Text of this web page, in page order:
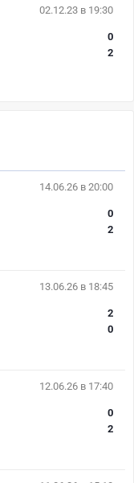
02.12.23 в 19:30
0
2
14.06.26 в 20:00
0
2
13.06.26 в 18:45
2
0
12.06.26 в 17:40
0
2